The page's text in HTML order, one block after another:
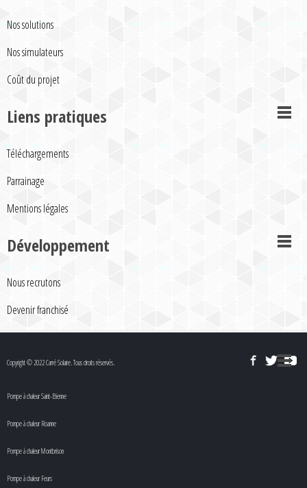
Nos solutions
Nos simulateurs
Coût du projet
Liens pratiques
Téléchargements
Parrainage
Mentions légales
Développement
Nous recrutons
Devenir franchisé
Copyright © 2022 Carré Solaire. Tous droits réservés.
Pompe à chaleur Saint-Etienne
Pompe à chaleur Roanne
Pompe à chaleur Montbrison
Pompe à chaleur Feurs